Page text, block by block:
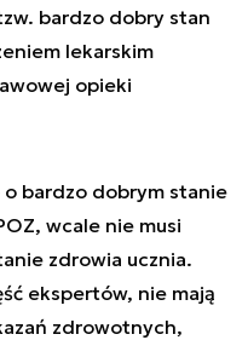
bardzo dobry stan
lekarskim
opieki
bardzo dobrym stanie
wcale nie musi
zdrowia ucznia.
ekspertów, nie mają
zdrowotnych,